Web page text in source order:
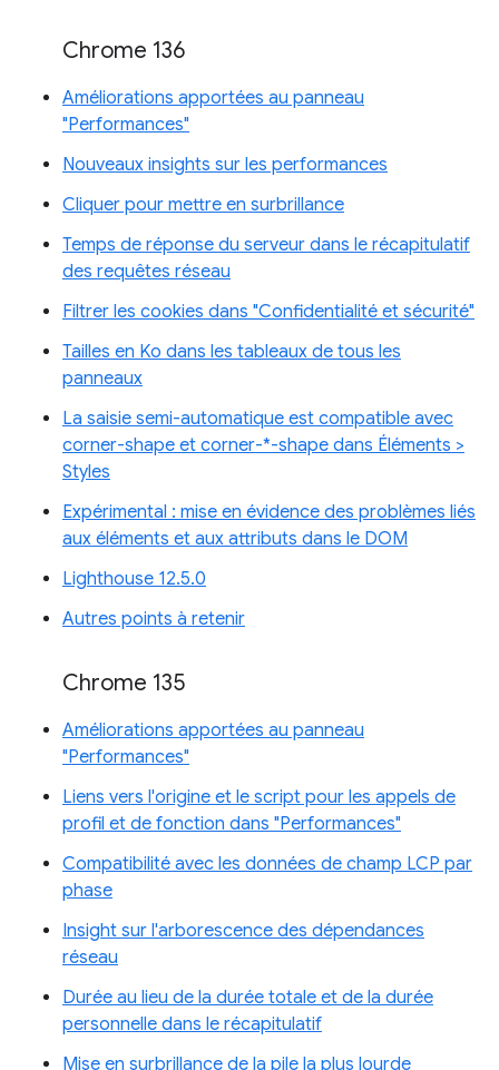
Chrome 136
Améliorations apportées au panneau
"Performances"
Nouveaux insights sur les performances
Cliquer pour mettre en surbrillance
Temps de réponse du serveur dans le récapitulatif
des requêtes réseau
Filtrer les cookies dans "Confidentialité et sécurité"
Tailles en Ko dans les tableaux de tous les
panneaux
La saisie semi-automatique est compatible avec
corner-shape et corner-*-shape dans Éléments >
Styles
Expérimental : mise en évidence des problèmes liés
aux éléments et aux attributs dans le DOM
Lighthouse 12.5.0
Autres points à retenir
Chrome 135
Améliorations apportées au panneau
"Performances"
Liens vers l'origine et le script pour les appels de
profil et de fonction dans "Performances"
Compatibilité avec les données de champ LCP par
phase
Insight sur l'arborescence des dépendances
réseau
Durée au lieu de la durée totale et de la durée
personnelle dans le récapitulatif
Mise en surbrillance de la pile la plus lourde